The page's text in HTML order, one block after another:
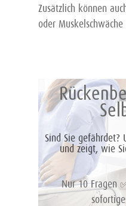
Zusätzlich können
oder
Sind Sie gefährdet?
und zeigt, wie
Nur 10 Fragen